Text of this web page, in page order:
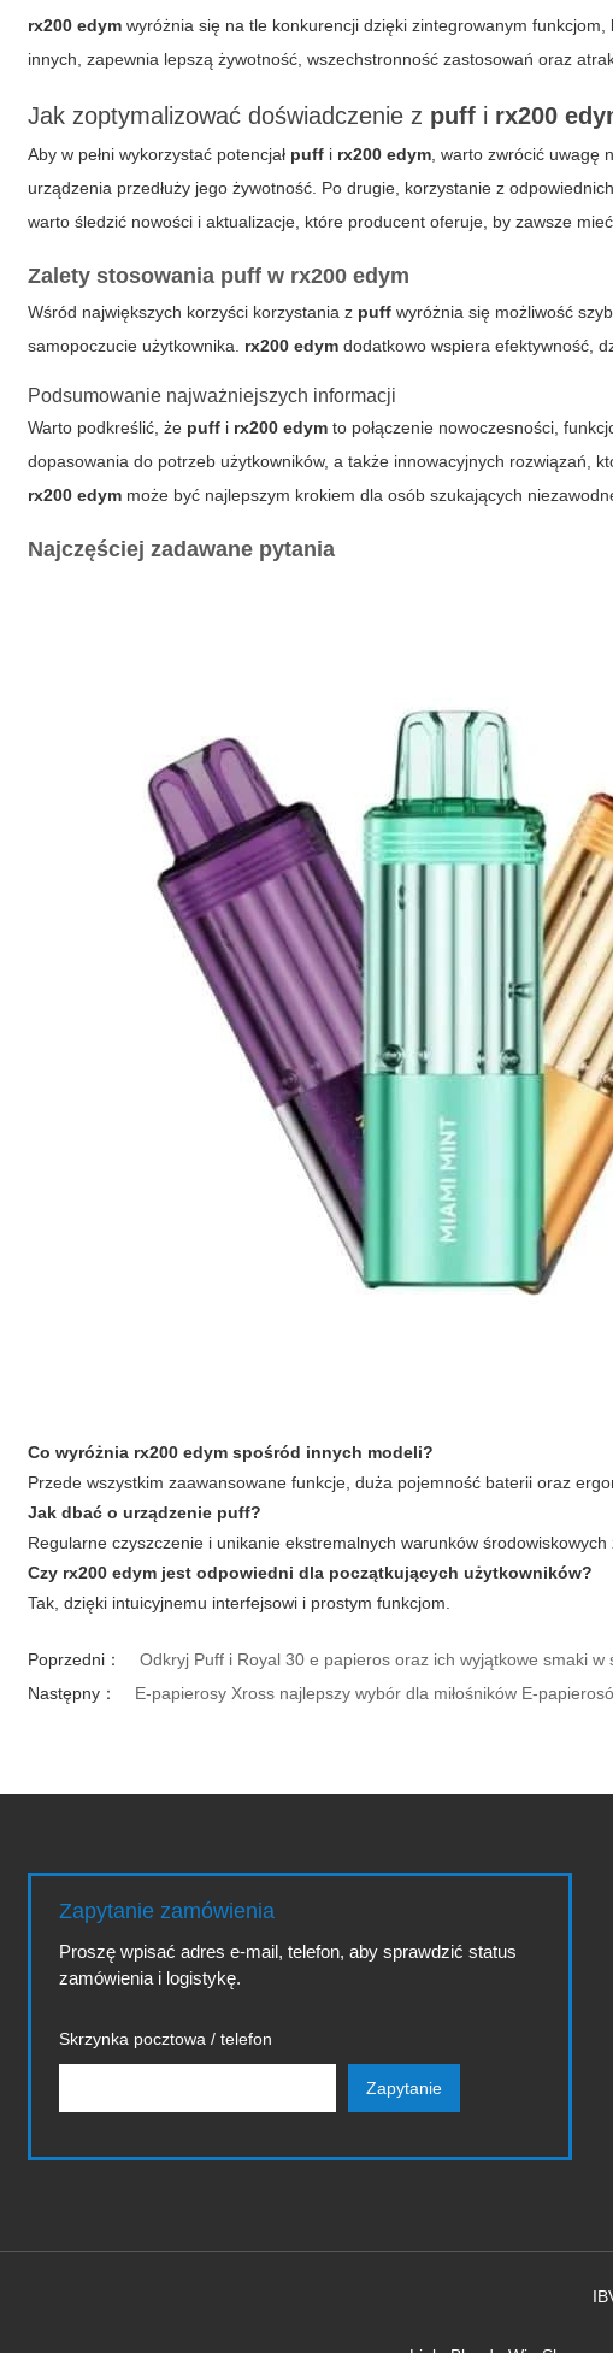
rx200 edym wyróżnia się na tle konkurencji dzięki zintegrowanym
innych, zapewnia lepszą żywotność, wszechstronność zastosowań oraz
Jak zoptymalizować doświadczenie z puff i rx200
Aby w pełni wykorzystać potencjał puff i rx200 edym , warto zwrócić uwagę
urządzenia przedłuży jego żywotność. Po drugie, korzystanie z
warto śledzić nowości i aktualizacje, które producent oferuje, by zawsze
Zalety stosowania puff w rx200 edym
Wśród największych korzyści korzystania z puff wyróżnia się możliwość
samopoczucie użytkownika. rx200 edym dodatkowo wspiera efektywność,
Podsumowanie najważniejszych informacji
Warto podkreślić, że puff i rx200 edym to połączenie nowoczesności,
dopasowania do potrzeb użytkowników, a także innowacyjnych rozwiązań,
rx200 edym może być najlepszym krokiem dla osób szukających
Najczęściej zadawane pytania
Co wyróżnia rx200 edym spośród innych modeli?
Przede wszystkim zaawansowane funkcje, duża pojemność baterii oraz
Jak dbać o urządzenie puff?
Regularne czyszczenie i unikanie ekstremalnych warunków środowiskowych
Czy rx200 edym jest odpowiedni dla początkujących użytkowników?
Tak, dzięki intuicyjnemu interfejsowi i prostym funkcjom.
Poprzedni：
Odkryj Puff i Royal 30 e papieros oraz ich wyjątkowe smaki w
Następny：
E-papierosy Xross najlepszy wybór dla miłośników E-
Zapytanie zamówienia
Proszę wpisać adres e-mail, telefon, aby sprawdzić status
zamówienia i logistykę.
Skrzynka pocztowa / telefon